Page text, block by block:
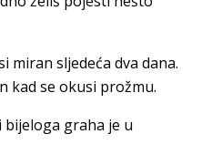
miran sljedeća dva dana.
kad se okusi prožmu.
bijeloga graha je u